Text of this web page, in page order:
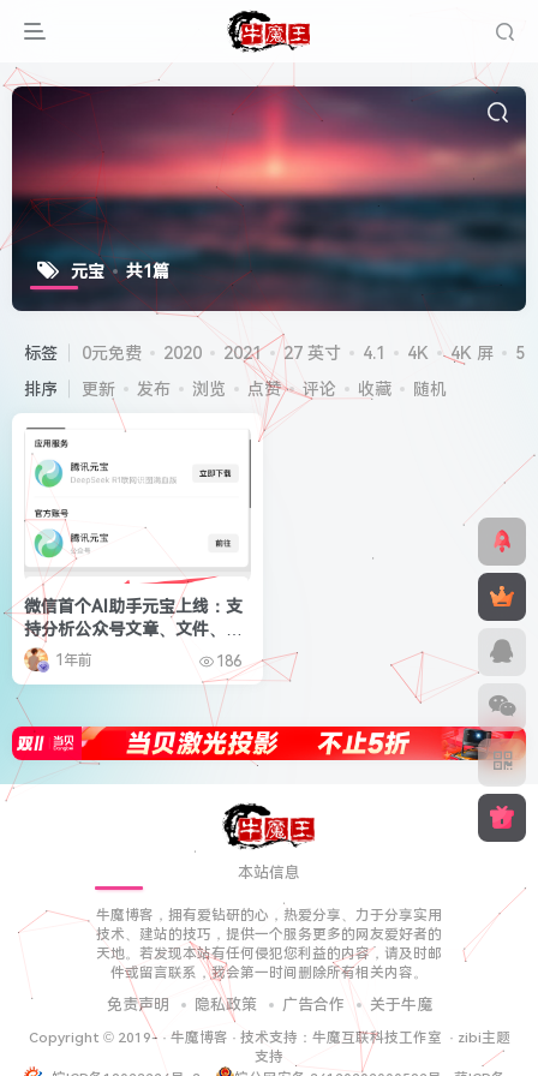
元宝 共1篇
标签 0元免费 2020 2021 27 英寸 4.1 4K 4K 屏
5G
排序
更新 发布 浏览 点赞 评论 收藏 随机
微信首个AI助手元宝上线：支
持分析公众号文章、文件、图
片
1年前 186
本站信息
牛魔博客，拥有爱钻研的心，热爱分享、力于分享实用
技术、建站的技巧，提供一个服务更多的网友爱好者的
天地。若发现本站有任何侵犯您利益的内容，请及时邮
件或留言联系，我会第一时间删除所有相关内容。
免责声明 隐私政策 广告合作 关于牛魔
Copyright © 2019- · 牛魔博客 · 技术支持： 牛魔互联科技工作室 · zibi主题
支持